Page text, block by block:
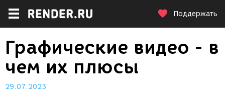
Поддержать
Графические видео - в
чем их плюсы
29.07.2023